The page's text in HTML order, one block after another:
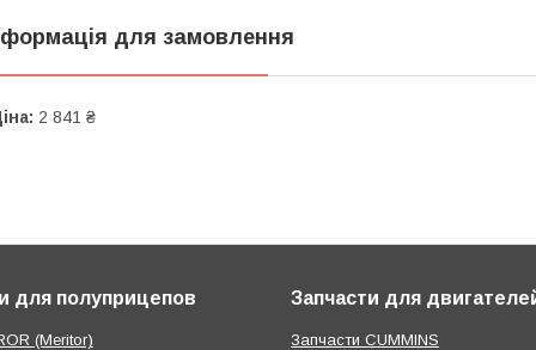
для замовлення
2 841 ₴
для полуприцепов
(Meritor)
Запчасти для
Запчасти CUMMINS